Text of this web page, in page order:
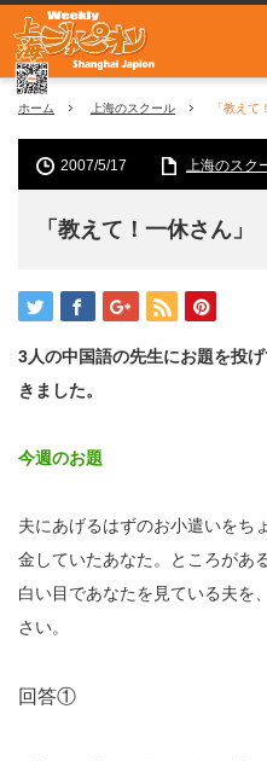
ホーム 上海のスクール 「教え
2007/5/17 上海のスク
「教えて！一休さん
3人の中国語の先生にお題を投
きました。
今週のお題
夫にあげるはずのお小遣いをち
金していたあなた。ところが
白い目であなたを見ている夫を
さい。
回答①